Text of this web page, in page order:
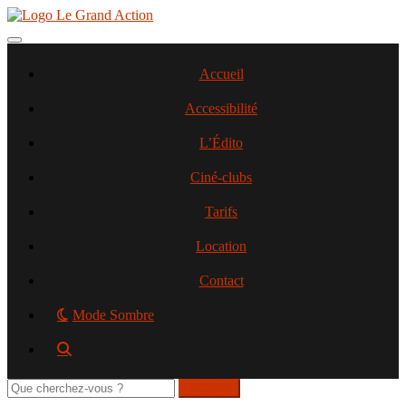
Aller
contenu
Toggle navigation
Accueil
Accessibilité
L’Édito
Ciné-clubs
Tarifs
Location
Contact
Mode Sombre
Rechercher
sur